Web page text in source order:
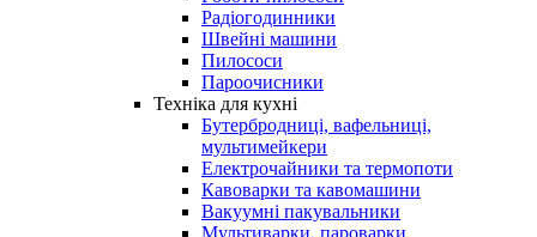
Радіогодинники
Швейні машини
Пилососи
Пароочисники
Техніка для кухні
Бутербродниці, вафельниці,
мультимейкери
Електрочайники та термопоти
Кавоварки та кавомашини
Вакуумні пакувальники
Мультиварки, пароварки